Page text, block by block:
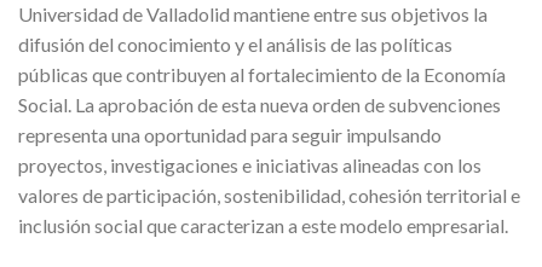
Universidad de Valladolid mantiene entre sus objetivos la
difusión del conocimiento y el análisis de las políticas
públicas que contribuyen al fortalecimiento de la Economía
Social. La aprobación de esta nueva orden de subvenciones
representa una oportunidad para seguir impulsando
proyectos, investigaciones e iniciativas alineadas con los
valores de participación, sostenibilidad, cohesión territorial e
inclusión social que caracterizan a este modelo empresarial.